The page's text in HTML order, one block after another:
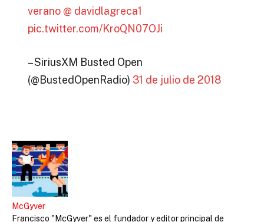
verano @ davidlagreca1
pic.twitter.com/KroQN07OJi
– SiriusXM Busted Open
(@BustedOpenRadio) 31 de julio de 2018
McGyver
Francisco "McGyver" es el fundador y editor principal de